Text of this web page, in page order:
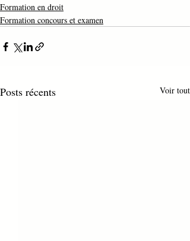
Formation en droit
Formation concours et examen
Posts récents Voir tout